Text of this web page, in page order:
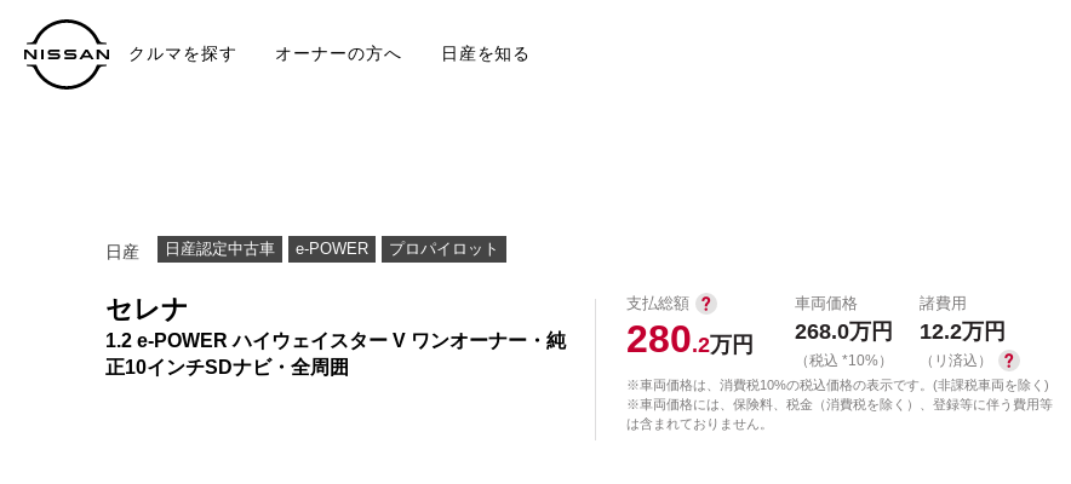
クルマを探す オーナーの方へ 日産を知る
日産 日産認定中古車 e-POWER プロパイロット
セレナ
1.2 e-POWER ハイウェイスター V ワンオーナー・純
正10インチSDナビ・全周囲
支払総額
280.2万円
車両価格
268.0万円
（税込 *10%）
諸費用
12.2万円
（リ済込）
※車両価格は、消費税10%の税込価格の表示です。(非課税車両を除く)
※車両価格には、保険料、税金（消費税を除く）、登録等に伴う費用等
は含まれておりません。